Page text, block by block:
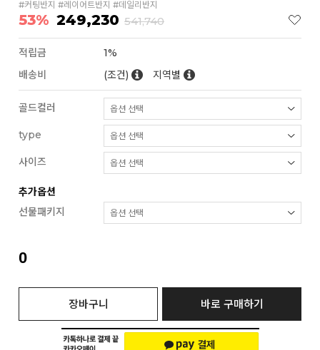
#커팅반지 #레이어트반지 #데일리반지
53% 249,230 541,740
적립금
1%
배송비
(조건) 지역별
골드컬러
type
사이즈
추가옵션
선물패키지
0
장바구니 바로 구매하기